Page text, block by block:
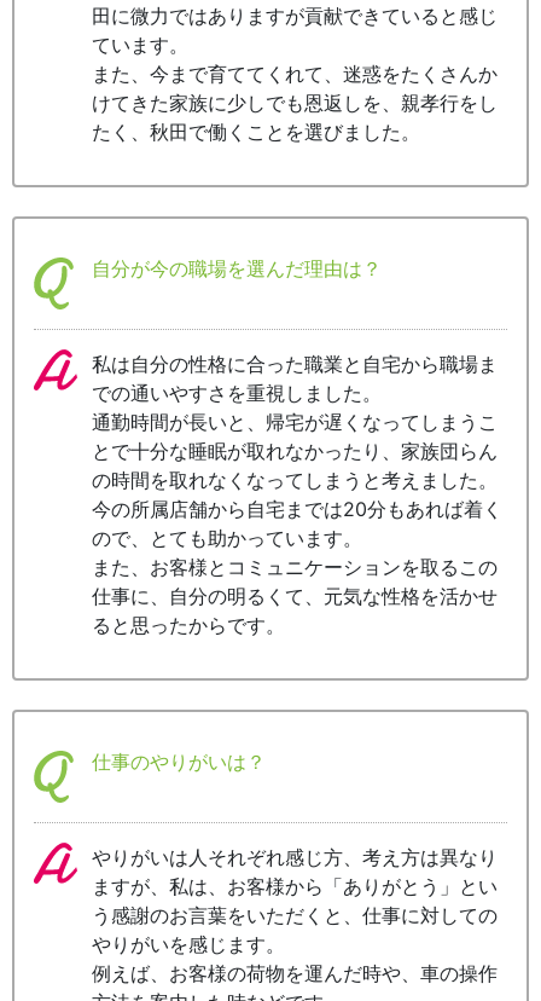
田に微力ではありますが貢献できていると感じ
ています。
また、今まで育ててくれて、迷惑をたくさんか
けてきた家族に少しでも恩返しを、親孝行をし
たく、秋田で働くことを選びました。
自分が今の職場を選んだ理由は？
私は自分の性格に合った職業と自宅から職場ま
での通いやすさを重視しました。
通勤時間が長いと、帰宅が遅くなってしまうこ
とで十分な睡眠が取れなかったり、家族団らん
の時間を取れなくなってしまうと考えました。
今の所属店舗から自宅までは20分もあれば着く
ので、とても助かっています。
また、お客様とコミュニケーションを取るこの
仕事に、自分の明るくて、元気な性格を活かせ
ると思ったからです。
仕事のやりがいは？
やりがいは人それぞれ感じ方、考え方は異なり
ますが、私は、お客様から「ありがとう」とい
う感謝のお言葉をいただくと、仕事に対しての
やりがいを感じます。
例えば、お客様の荷物を運んだ時や、車の操作